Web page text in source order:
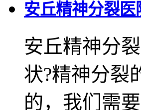
安丘精神分裂
安丘精神分
状?精神分裂
的，我们需